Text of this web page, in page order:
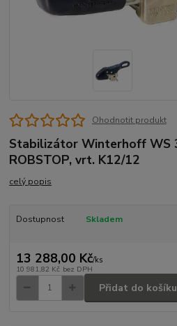
Ohodnotit produkt
Stabilizátor Winterhoff WS
ROBSTOP, vrt. K12/12
celý popis
Dostupnost Skladem
13 288,00 Kč/ks
10 981,82 Kč bez DPH
Přidat do košíku